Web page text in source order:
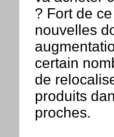
? Fort de
nouvelles
certain
de
produits
proches.